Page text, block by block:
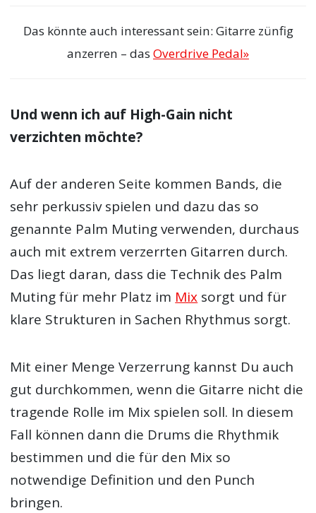
Das könnte auch interessant sein: Gitarre zünfig
anzerren – das Overdrive Pedal»
Und wenn ich auf High-Gain nicht
verzichten möchte?
Auf der anderen Seite kommen Bands, die
sehr perkussiv spielen und dazu das so
genannte Palm Muting verwenden, durchaus
auch mit extrem verzerrten Gitarren durch.
Das liegt daran, dass die Technik des Palm
Muting für mehr Platz im Mix sorgt und für
klare Strukturen in Sachen Rhythmus sorgt.
Mit einer Menge Verzerrung kannst Du auch
gut durchkommen, wenn die Gitarre nicht die
tragende Rolle im Mix spielen soll. In diesem
Fall können dann die Drums die Rhythmik
bestimmen und die für den Mix so
notwendige Definition und den Punch
bringen.